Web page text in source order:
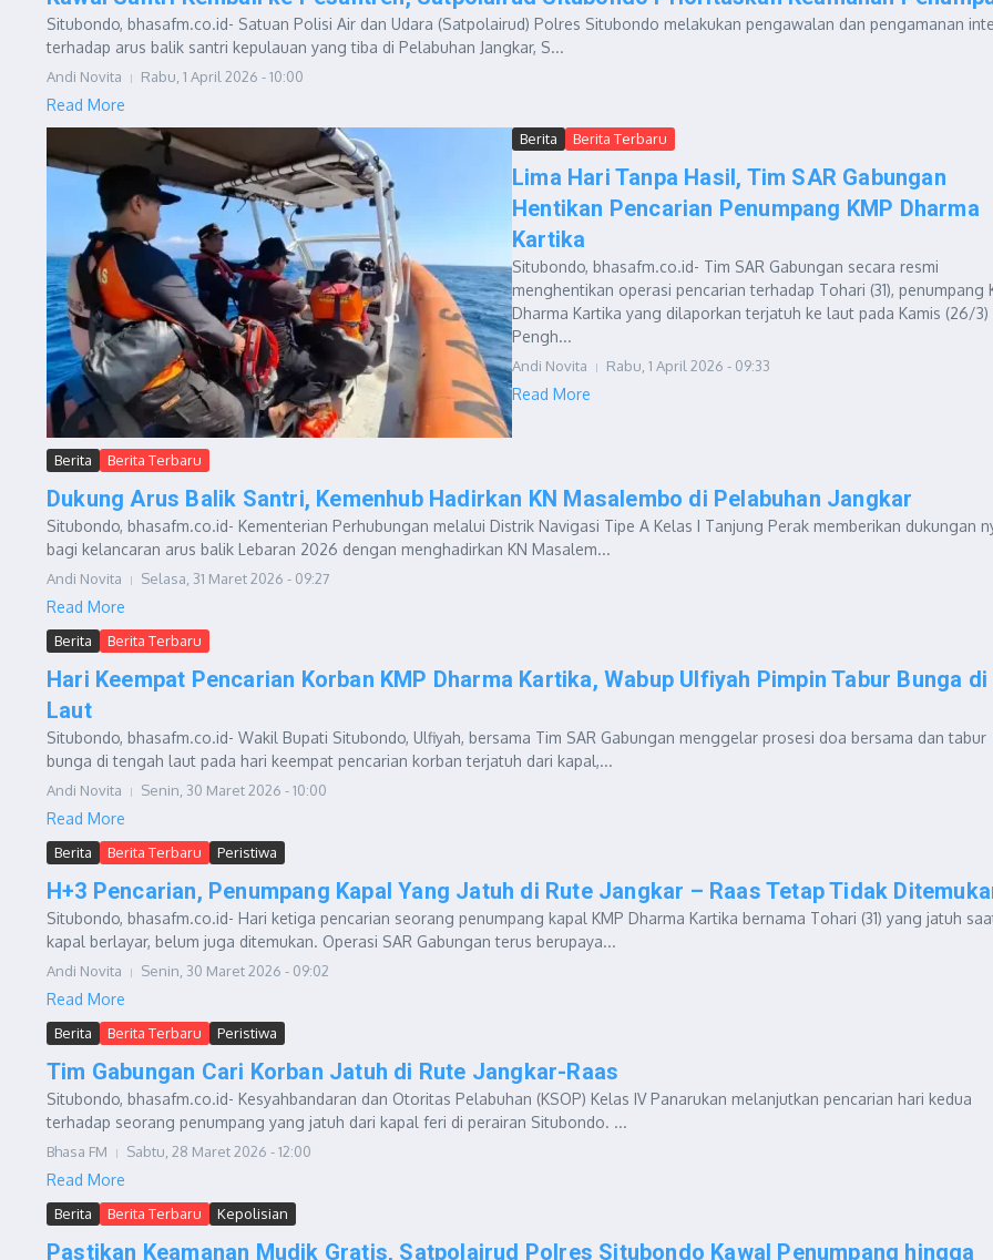
Situbondo, bhasafm.co.id- Satuan Polisi Air dan Udara (Satpolairud) Polres Situbondo melakukan pengawalan dan pengamanan
terhadap arus balik santri kepulauan yang tiba di Pelabuhan Jangkar, S...
Andi Novita Rabu, 1 April 2026 - 10:00
Read More
Berita Berita Terbaru
Lima Hari Tanpa Hasil, Tim SAR Gabungan
Hentikan Pencarian Penumpang KMP Dharma
Kartika
Situbondo, bhasafm.co.id- Tim SAR Gabungan secara resmi
menghentikan operasi pencarian terhadap Tohari (31), penumpang
Dharma Kartika yang dilaporkan terjatuh ke laut pada Kamis (26/
Pengh...
Andi Novita Rabu, 1 April 2026 - 09:33
Read More
Berita Berita Terbaru
Dukung Arus Balik Santri, Kemenhub Hadirkan KN Masalembo di Pelabuhan Jangkar
Situbondo, bhasafm.co.id- Kementerian Perhubungan melalui Distrik Navigasi Tipe A Kelas I Tanjung Perak memberikan dukungan
bagi kelancaran arus balik Lebaran 2026 dengan menghadirkan KN Masalem...
Andi Novita Selasa, 31 Maret 2026 - 09:27
Read More
Berita Berita Terbaru
Hari Keempat Pencarian Korban KMP Dharma Kartika, Wabup Ulfiyah Pimpin Tabur Bunga di
Laut
Situbondo, bhasafm.co.id- Wakil Bupati Situbondo, Ulfiyah, bersama Tim SAR Gabungan menggelar prosesi doa bersama dan tabur
bunga di tengah laut pada hari keempat pencarian korban terjatuh dari kapal,...
Andi Novita Senin, 30 Maret 2026 - 10:00
Read More
Berita Berita Terbaru Peristiwa
H+3 Pencarian, Penumpang Kapal Yang Jatuh di Rute Jangkar – Raas Tetap Tidak
Situbondo, bhasafm.co.id- Hari ketiga pencarian seorang penumpang kapal KMP Dharma Kartika bernama Tohari (31) yang jatuh
kapal berlayar, belum juga ditemukan. Operasi SAR Gabungan terus berupaya...
Andi Novita Senin, 30 Maret 2026 - 09:02
Read More
Berita Berita Terbaru Peristiwa
Tim Gabungan Cari Korban Jatuh di Rute Jangkar-Raas
Situbondo, bhasafm.co.id- Kesyahbandaran dan Otoritas Pelabuhan (KSOP) Kelas IV Panarukan melanjutkan pencarian hari kedua
terhadap seorang penumpang yang jatuh dari kapal feri di perairan Situbondo. ...
Bhasa FM Sabtu, 28 Maret 2026 - 12:00
Read More
Berita Berita Terbaru Kepolisian
Pastikan Keamanan Mudik Gratis, Satpolairud Polres Situbondo Kawal Penumpang hingga